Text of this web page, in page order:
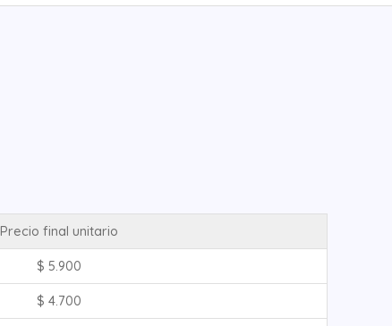
Precio final unitario
$ 5.900
$ 4.700